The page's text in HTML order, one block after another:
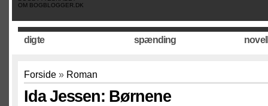
OM BOGBLOGGER.DK
digte spænding
Forside » Roman
Ida Jessen: Børnene